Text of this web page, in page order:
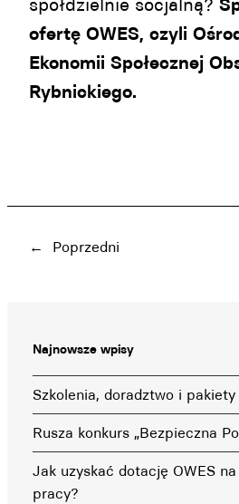
spółdzielnie socjalną?
ofertę OWES, czyli
Ekonomii Społecznej
Rybnickiego.
← Poprzedni
Najnowsze wpisy
Szkolenia, doradztwo i
Rusza konkurs „Bezpieczna
Jak uzyskać dotację OWES
pracy?